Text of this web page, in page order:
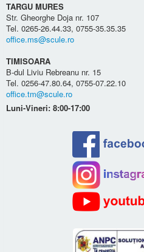
TARGU MURES
Str. Gheorghe Doja nr. 107
Tel. 0265-26.44.33, 0755-35.35.35
office.ms@scule.ro
TIMISOARA
B-dul Liviu Rebreanu nr. 15
Tel. 0256-47.80.64, 0755-07.22.10
office.tm@scule.ro
Luni-Vineri: 8:00-17:00